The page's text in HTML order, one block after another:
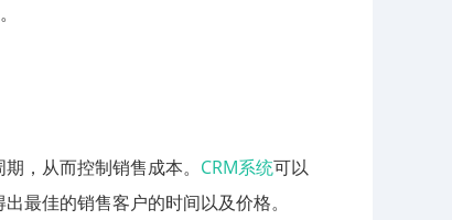
，从而控制销售成本。 CRM系统可以
最佳的销售客户的时间以及价格。